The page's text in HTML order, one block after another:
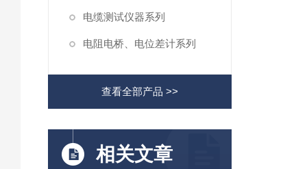
电缆测试仪器系列
电阻电桥、电位差计系列
查看全部产品 >>
相关文章